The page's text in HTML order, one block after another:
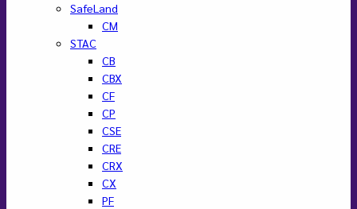
SafeLand
CM
STAC
CB
CBX
CF
CP
CSE
CRE
CRX
CX
PF